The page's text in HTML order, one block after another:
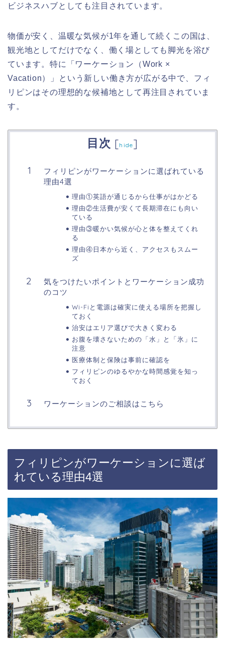
ビジネスハブとしても注目されています。
物価が安く、温暖な気候が1年を通して続くこの国は、
観光地としてだけでなく、働く場としても脚光を浴び
ています。特に「ワーケーション（Work ×
Vacation）」という新しい働き方が広がる中で、フィ
リピンはその理想的な候補地として再注目されていま
す。
目次 [hide]
フィリピンがワーケーションに選ばれている
理由4選
理由①英語が通じるから仕事がはかどる
理由②生活費が安くて長期滞在にも向い
ている
理由③暖かい気候が心と体を整えてくれ
る
理由④日本から近く、アクセスもスムー
ズ
気をつけたいポイントとワーケーション成功
のコツ
Wi-Fiと電源は確実に使える場所を把握し
ておく
治安はエリア選びで大きく変わる
お腹を壊さないための「水」と「氷」に
注意
医療体制と保険は事前に確認を
フィリピンのゆるやかな時間感覚を知っ
ておく
ワーケーションのご相談はこちら
フィリピンがワーケーションに選ば
れている理由4選